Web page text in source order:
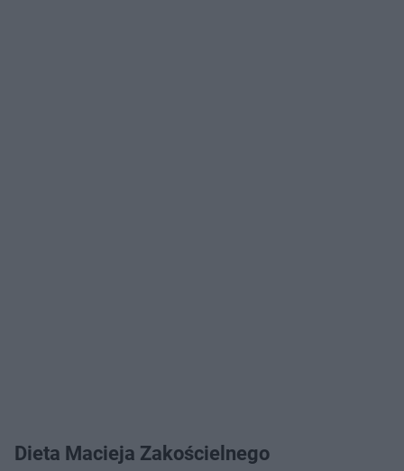
Dieta Macieja Zakościelnego